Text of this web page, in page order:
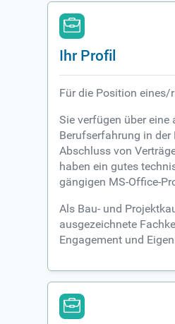
Ihr Profil
Für die Position
Sie verfügen über
Berufserfahrung in
Abschluss von
haben ein gutes
gängigen MS-Office-
Als Bau- und
ausgezeichnete
Engagement und